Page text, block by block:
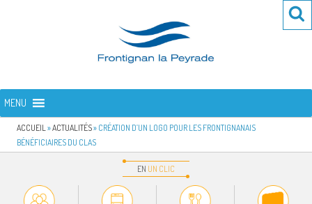
FRONTIGNAN LA PEYRADE
MENU
ACCUEIL »ACTUALITÉS» CRÉATION D’UN LOGO POUR LES FRONTIGNANAIS
BÉNÉFICIAIRES DU CLAS
EN UN CLIC